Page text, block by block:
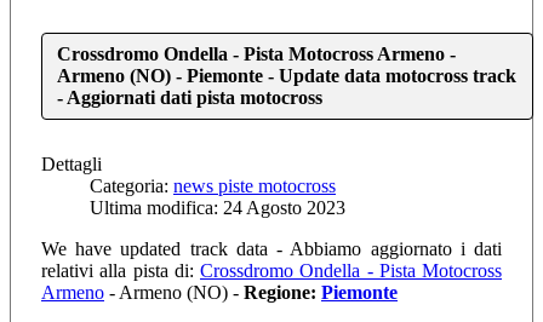
Crossdromo Ondella - Pista Motocross Armeno -
Armeno (NO) - Piemonte - Update data motocross track
- Aggiornati dati pista motocross
Dettagli
Categoria: news piste motocross
Ultima modifica: 24 Agosto 2023
We have updated track data- Abbiamo aggiornato i dati
relativi alla pista di: Crossdromo Ondella - Pista Motocross
Armeno - Armeno (NO) - Regione: Piemonte